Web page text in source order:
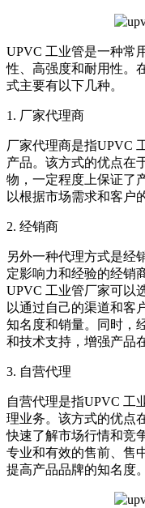
UPVC 工业管是一种常
性、高强度和耐用性。
式主要有以下几种。
1. 厂家代理商
厂家代理商是指UPVC
产品。该方式的优点在
物，一定程度上保证了
以根据市场需求和客户
2. 经销商
另外一种代理方式是经
定影响力和经验的经销
UPVC 工业管厂家可以
以通过自己的渠道和客
知名度和销量。同时，
和技术支持，增强产品
3. 自营代理
自营代理是指UPVC 工
理业务。该方式的优点
快速了解市场行情和竞
专业和有效的售前、售
提高产品品牌的知名度。